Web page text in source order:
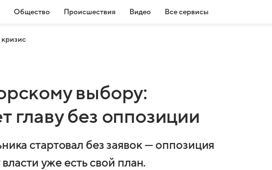
Общество Происшествия Видео Все сервисы
выбору:
главу без оппозиции
стартовал без заявок — оппозиция
уже есть свой план.